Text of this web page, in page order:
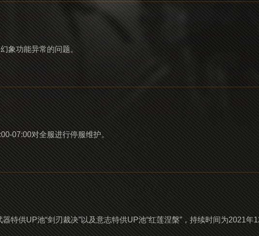
象功能异常的问题。
07:00对全服进行停服维护。
特供UP池“剑刃裁决”以及意志特供UP池“红莲涅槃”，持续时间为2021年